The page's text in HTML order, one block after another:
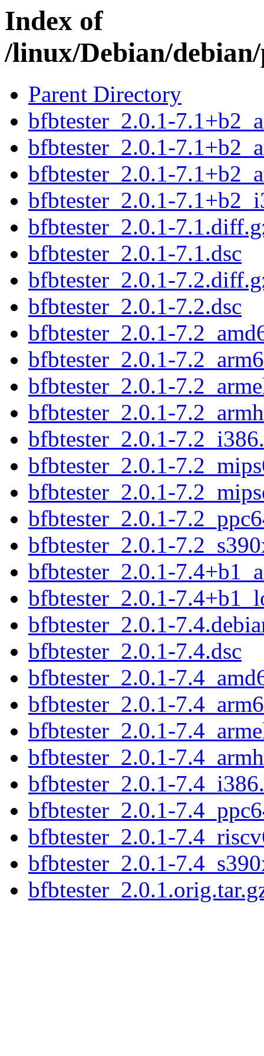
Index of
/linux/Debian/
Parent Directory
bfbtester_2.0.1-
bfbtester_2.0.1-
bfbtester_2.0.1-
bfbtester_2.0.1-
bfbtester_2.0.1-
bfbtester_2.0.1-7.1.dsc
bfbtester_2.0.1-
bfbtester_2.0.1-7.2.dsc
bfbtester_2.0.1-
bfbtester_2.0.1-
bfbtester_2.0.1-
bfbtester_2.0.1-
bfbtester_2.0.1-
bfbtester_2.0.1-
bfbtester_2.0.1-
bfbtester_2.0.1-
bfbtester_2.0.1-
bfbtester_2.0.1-
bfbtester_2.0.1-
bfbtester_2.0.1-
bfbtester_2.0.1-7.4.dsc
bfbtester_2.0.1-
bfbtester_2.0.1-
bfbtester_2.0.1-
bfbtester_2.0.1-
bfbtester_2.0.1-
bfbtester_2.0.1-
bfbtester_2.0.1-
bfbtester_2.0.1-